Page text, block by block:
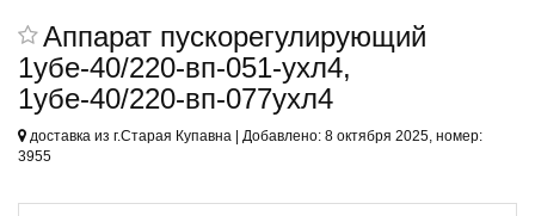
Аппарат пускорегулирующий
1убе-40/220-вп-051-ухл4,
1убе-40/220-вп-077ухл4
доставка из г.Старая Купавна | Добавлено: 8 октября 2025, номер:
3955